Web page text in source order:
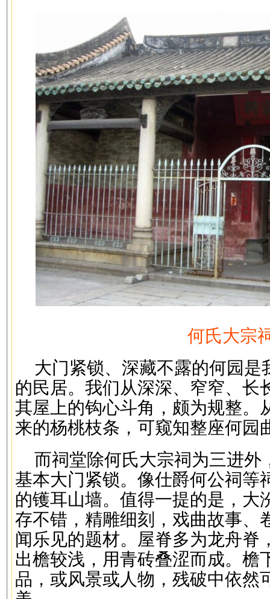
何氏大宗
大门紧锁、深藏不露的何园是
的民居。我们从深深、窄窄、长
其屋上的钩心斗角，颇为规整。
来的杨桃枝条，可窥知整座何园
而祠堂除何氏大宗祠为三进外
基本大门紧锁。像仕爵何公祠等
的镬耳山墙。值得一提的是，大
存不错，精雕细刻，戏曲故事、
闻乐见的题材。屋脊多为龙舟脊
出檐较浅，用青砖叠涩而成。檐
品，或风景或人物，残破中依然